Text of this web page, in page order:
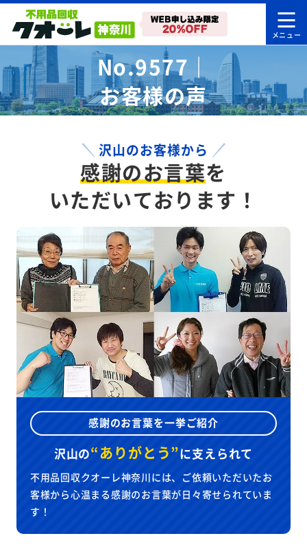
No.9577｜
お客様の声
沢山のお客様から
感謝のお言葉を
いただいております！
感謝のお言葉を一挙ご紹介
沢山の“ありがとう”に支えられて
不用品回収クオーレ神奈川には、ご依頼いただいたお
客様から心温まる感謝のお言葉が日々寄せられていま
す！